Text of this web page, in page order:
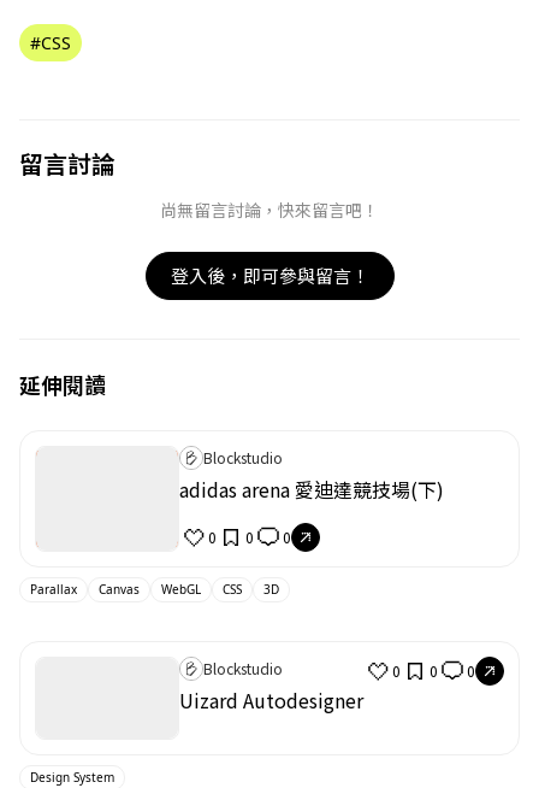
#CSS
留言討論
尚無留言討論，快來留言吧！
登入後，即可參與留言！
延伸閱讀
Blockstudio
adidas arena 愛迪達競技場(下)
0 0 0
Parallax Canvas WebGL CSS 3D
Blockstudio
Uizard Autodesigner
0 0 0
Design System